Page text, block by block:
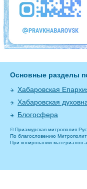
Основные разделы
Хабаровская
Хабаровская
Блогосфера
© Приамурская митрополия
По благословению
При копировании материалов